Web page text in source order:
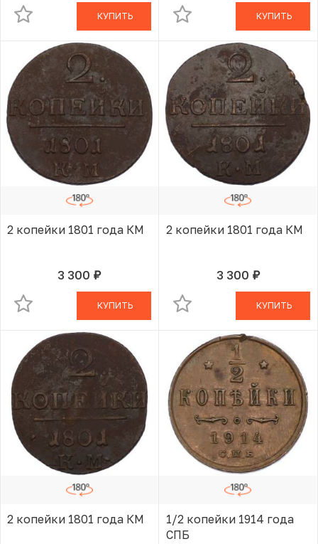
КУПИТЬ КУПИТЬ
2 копейки 1801 года КМ
3 300 руб.
В КОРЗИНЕ
КУПИТЬ
2 копейки 1801 года КМ
3 300 руб.
В КОРЗИНЕ
КУПИТЬ
2 копейки 1801 года КМ
1/2 копейки 1914 года
СПБ